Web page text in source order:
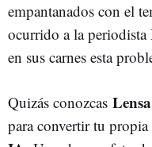
empantanados con el
ocurrido a la
en sus carnes esta
Quizás conozcas
para convertir tu propia